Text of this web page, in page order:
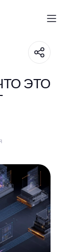
ЭТО